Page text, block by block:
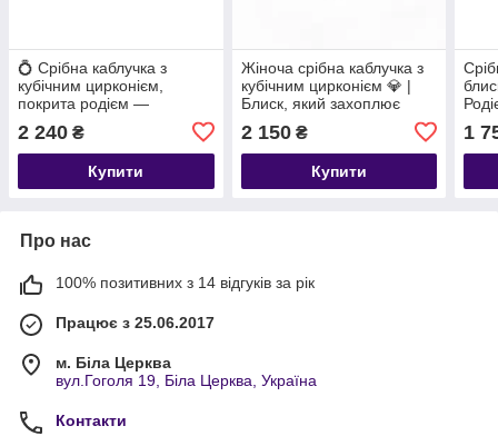
💍 Срібна каблучка з
кубічним цирконієм,
покрита родієм —
тренді
2 240 ₴
Купити
Жіноча срібна каблучка з
кубічним цирконієм 💎 |
Блиск, який захоплює
2 150₴
Купити
1
Про нас
100% позитивних з 14 відгуків за рік
Працює з 25.06.2017
м. Біла Церква
вул.Гоголя 19, Біла Церква, Україна
Контакти